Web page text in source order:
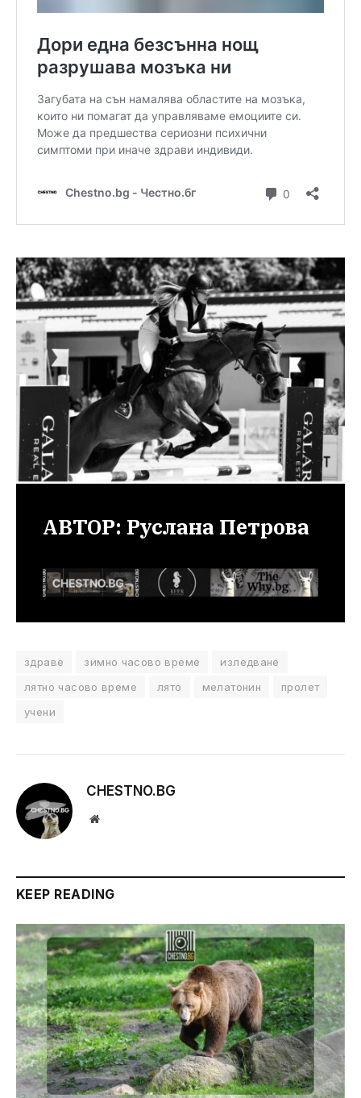
АВТОР: Руслана Петрова
здраве зимно часово време
изледване
лятно часово време
лято мелатонин
пролет
учени
CHESTNO.BG
Website
KEEP READING